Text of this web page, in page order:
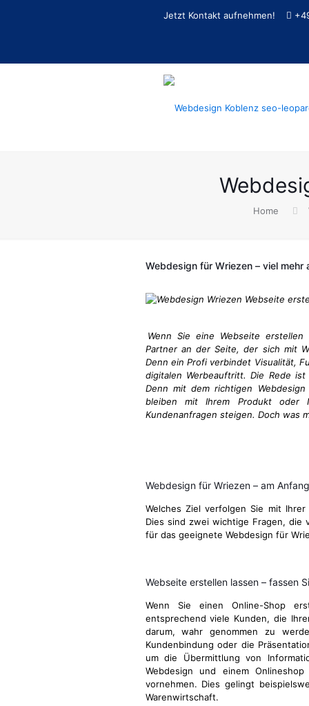
Jetzt Kontakt aufnehmen!
Home
Webdesign für Wriezen – viel
Wenn Sie eine Webseite
Partner an der Seite, der sich mit
Denn ein Profi verbindet Visualität,
digitalen Werbeauftritt. Die Rede
Denn mit dem richtigen
bleiben mit Ihrem Produkt oder
Kundenanfragen steigen. Doch was
Webdesign für Wriezen – am
Welches Ziel verfolgen Sie mit
Dies sind zwei wichtige Fragen, die
für das geeignete Webdesign für
Webseite erstellen lassen – fassen
Wenn Sie einen Online-Shop
entsprechend viele Kunden, die
darum, wahr genommen zu
Kundenbindung oder die
um die Übermittlung von
Webdesign und einem
vornehmen. Dies gelingt
Warenwirtschaft.